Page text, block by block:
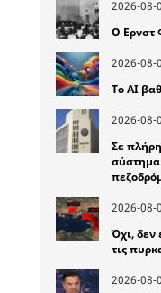
2026-08-
Ο Ερνστ
2026-08-
Το ΑΙ
2026-08-
Σε
2026-08-
Όχι, δεν
τις
2026-08-